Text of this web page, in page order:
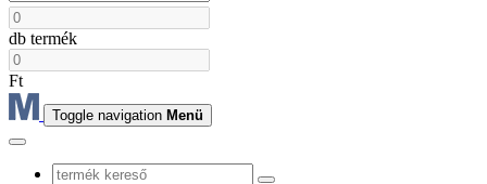
db termék
Ft
Toggle navigation Menü